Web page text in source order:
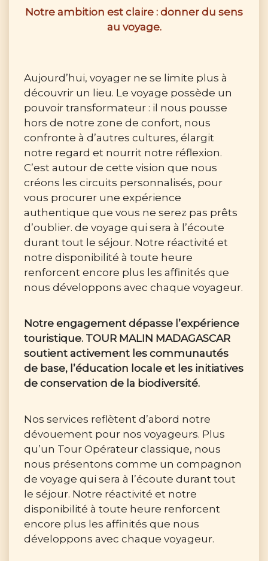
Notre ambition est claire : donner du sens
au voyage.
Aujourd’hui, voyager ne se limite plus à
découvrir un lieu. Le voyage possède un
pouvoir transformateur : il nous pousse
hors de notre zone de confort, nous
confronte à d’autres cultures, élargit
notre regard et nourrit notre réflexion.
C’est autour de cette vision que nous
créons les circuits personnalisés, pour
vous procurer une expérience
authentique que vous ne serez pas prêts
d’oublier. de voyage qui sera à l’écoute
durant tout le séjour. Notre réactivité et
notre disponibilité à toute heure
renforcent encore plus les affinités que
nous développons avec chaque voyageur.
Notre engagement dépasse l’expérience
touristique. TOUR MALIN MADAGASCAR
soutient activement les communautés
de base, l’éducation locale et les initiatives
de conservation de la biodiversité.
Nos services reflètent d’abord notre
dévouement pour nos voyageurs. Plus
qu’un Tour Opérateur classique, nous
nous présentons comme un compagnon
de voyage qui sera à l’écoute durant tout
le séjour. Notre réactivité et notre
disponibilité à toute heure renforcent
encore plus les affinités que nous
développons avec chaque voyageur.